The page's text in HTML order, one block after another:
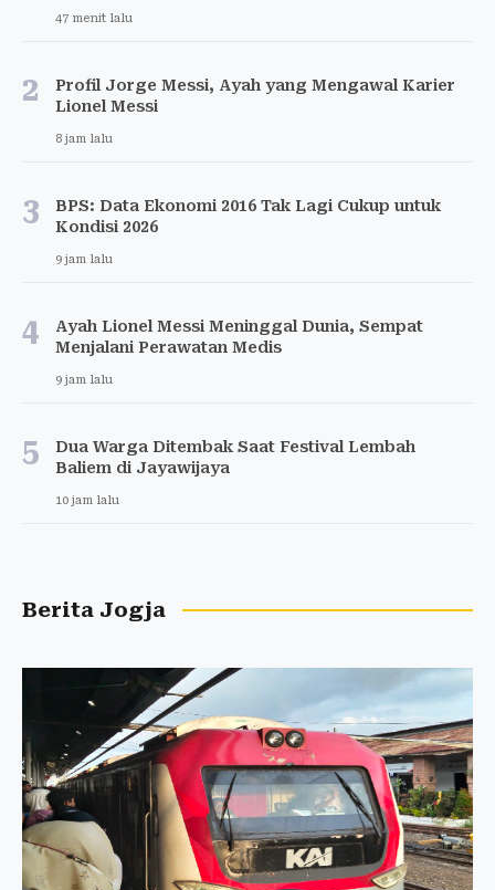
47 menit lalu
2
Profil Jorge Messi, Ayah yang Mengawal Karier
Lionel Messi
8 jam lalu
3
BPS: Data Ekonomi 2016 Tak Lagi Cukup untuk
Kondisi 2026
9 jam lalu
4
Ayah Lionel Messi Meninggal Dunia, Sempat
Menjalani Perawatan Medis
9 jam lalu
5
Dua Warga Ditembak Saat Festival Lembah
Baliem di Jayawijaya
10 jam lalu
Berita Jogja